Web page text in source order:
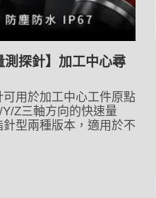
探針】加工中心尋
用於加工中心工件原點
Z三軸方向的快速量
型兩種版本，適用於不